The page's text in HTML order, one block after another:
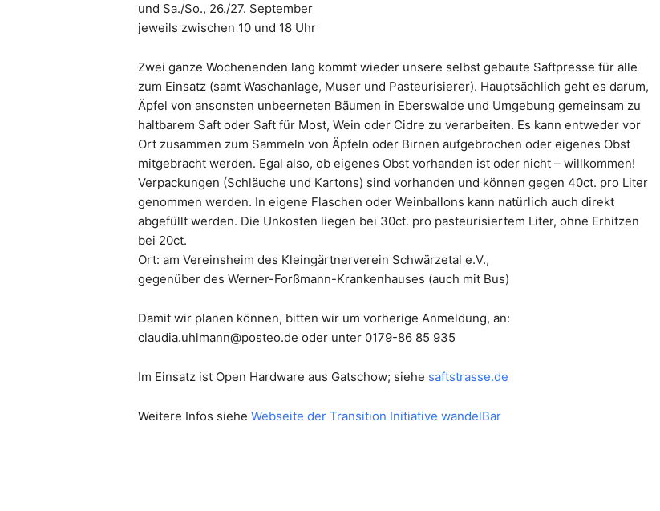
und Sa./So., 26./27. September
jeweils zwischen 10 und 18 Uhr
Zwei ganze Wochenenden lang kommt wieder unsere selbst gebaute Saftpresse für alle
zum Einsatz (samt Waschanlage, Muser und Pasteurisierer). Hauptsächlich geht es darum,
Äpfel von ansonsten unbeerneten Bäumen in Eberswalde und Umgebung gemeinsam zu
haltbarem Saft oder Saft für Most, Wein oder Cidre zu verarbeiten. Es kann entweder vor
Ort zusammen zum Sammeln von Äpfeln oder Birnen aufgebrochen oder eigenes Obst
mitgebracht werden. Egal also, ob eigenes Obst vorhanden ist oder nicht – willkommen!
Verpackungen (Schläuche und Kartons) sind vorhanden und können gegen 40ct. pro Liter
genommen werden. In eigene Flaschen oder Weinballons kann natürlich auch direkt
abgefüllt werden. Die Unkosten liegen bei 30ct. pro pasteurisiertem Liter, ohne Erhitzen
bei 20ct.
Ort: am Vereinsheim des Kleingärtnerverein Schwärzetal e.V.,
gegenüber des Werner-Forßmann-Krankenhauses (auch mit Bus)
Damit wir planen können, bitten wir um vorherige Anmeldung, an:
claudia.uhlmann@posteo.de oder unter 0179-86 85 935
Im Einsatz ist Open Hardware aus Gatschow; siehe saftstrasse.de
Weitere Infos sieheWebseite der Transition Initiative wandelBar